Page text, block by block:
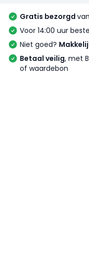
Gratis bezorgd
Voor 14:00 uur
Niet goed?
Betaal veilig, met
of waardebon